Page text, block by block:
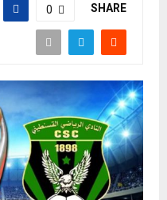
SHARE
0